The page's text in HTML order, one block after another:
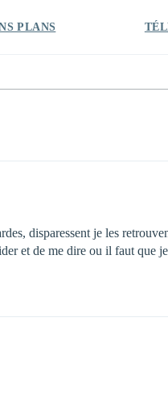
PLANS
disparessent je les
et de me dire ou il faut que